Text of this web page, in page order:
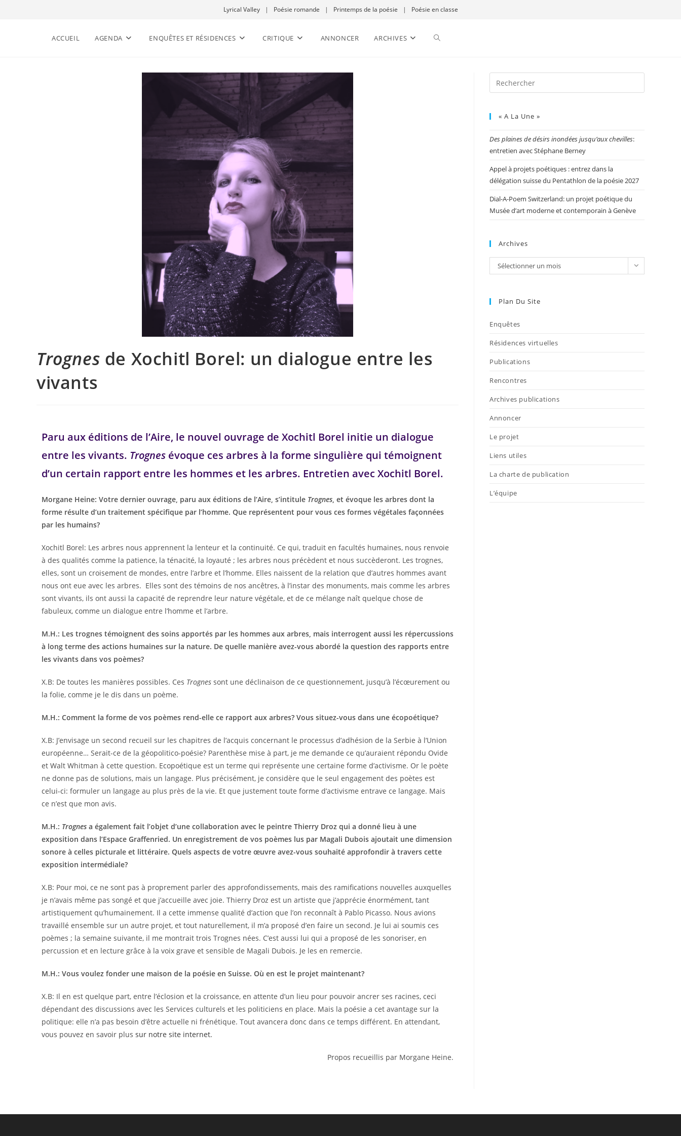
Lyrical Valley | Poésie romande | Printemps de la poésie | Poésie en classe
ACCUEIL AGENDA ENQUÊTES ET RÉSIDENCES CRITIQUE ANNONCER ARCHIVES
Trognes de Xochitl Borel: un dialogue entre les
vivants
Paru aux éditions de l’Aire, le nouvel ouvrage de Xochitl Borel initie un dialogue
entre les vivants. Trognes évoque ces arbres à la forme singulière qui témoignent
d’un certain rapport entre les hommes et les arbres. Entretien avec Xochitl Borel.
Morgane Heine: Votre dernier ouvrage, paru aux éditions de l’Aire, s’intitule Trognes , et évoque les arbres dont la
forme résulte d’un traitement spécifique par l’homme. Que représentent pour vous ces formes végétales façonnées
par les humains?
Xochitl Borel: Les arbres nous apprennent la lenteur et la continuité. Ce qui, traduit en facultés humaines, nous renvoie
à des qualités comme la patience, la ténacité, la loyauté ; les arbres nous précèdent et nous succèderont. Les trognes,
elles, sont un croisement de mondes, entre l’arbre et l’homme. Elles naissent de la relation que d’autres hommes avant
nous ont eue avec les arbres. Elles sont des témoins de nos ancêtres, à l’instar des monuments, mais comme les arbres
sont vivants, ils ont aussi la capacité de reprendre leur nature végétale, et de ce mélange naît quelque chose de
fabuleux, comme un dialogue entre l’homme et l’arbre.
M.H.: Les trognes témoignent des soins apportés par les hommes aux arbres, mais interrogent aussi les répercussions
à long terme des actions humaines sur la nature. De quelle manière avez-vous abordé la question des rapports entre
les vivants dans vos poèmes?
X.B: De toutes les manières possibles. Ces Trognes sont une déclinaison de ce questionnement, jusqu’à l’écœurement ou
la folie, comme je le dis dans un poème.
M.H.: Comment la forme de vos poèmes rend-elle ce rapport aux arbres? Vous situez-vous dans une écopoétique?
X.B: J’envisage un second recueil sur les chapitres de l’acquis concernant le processus d’adhésion de la Serbie à l’Union
européenne… Serait-ce de la géopolitico-poésie? Parenthèse mise à part, je me demande ce qu’auraient répondu Ovide
et Walt Whitman à cette question. Ecopoétique est un terme qui représente une certaine forme d’activisme. Or le poète
ne donne pas de solutions, mais un langage. Plus précisément, je considère que le seul engagement des poètes est
celui-ci: formuler un langage au plus près de la vie. Et que justement toute forme d’activisme entrave ce langage. Mais
ce n’est que mon avis.
M.H.: Trognes a également fait l’objet d’une collaboration avec le peintre Thierry Droz qui a donné lieu à une
exposition dans l’Espace Graffenried. Un enregistrement de vos poèmes lus par Magali Dubois ajoutait une dimension
sonore à celles picturale et littéraire. Quels aspects de votre œuvre avez-vous souhaité approfondir à travers cette
exposition intermédiale?
X.B: Pour moi, ce ne sont pas à proprement parler des approfondissements, mais des ramifications nouvelles auxquelles
je n’avais même pas songé et que j’accueille avec joie. Thierry Droz est un artiste que j’apprécie énormément, tant
artistiquement qu’humainement. Il a cette immense qualité d’action que l’on reconnaît à Pablo Picasso. Nous avions
travaillé ensemble sur un autre projet, et tout naturellement, il m’a proposé d’en faire un second. Je lui ai soumis ces
poèmes ; la semaine suivante, il me montrait trois Trognes nées. C’est aussi lui qui a proposé de les sonoriser, en
percussion et en lecture grâce à la voix grave et sensible de Magali Dubois. Je les en remercie.
M.H.: Vous voulez fonder une maison de la poésie en Suisse. Où en est le projet maintenant?
X.B: Il en est quelque part, entre l’éclosion et la croissance, en attente d’un lieu pour pouvoir ancrer ses racines, ceci
dépendant des discussions avec les Services culturels et les politiciens en place. Mais la poésie a cet avantage sur la
politique: elle n’a pas besoin d’être actuelle ni frénétique. Tout avancera donc dans ce temps différent. En attendant,
vous pouvez en savoir plus sur notre site internet.
Propos recueillis par Morgane Heine.
« A La Une »
Des plaines de désirs inondées jusqu’aux chevilles:
entretien avec Stéphane Berney
Appel à projets poétiques : entrez dans la
délégation suisse du Pentathlon de la poésie 2027
Dial-A-Poem Switzerland: un projet poétique du
Musée d’art moderne et contemporain à Genève
Archives
Sélectionner un mois
Plan Du Site
Enquêtes
Résidences virtuelles
Publications
Rencontres
Archives publications
Annoncer
Le projet
Liens utiles
La charte de publication
L’équipe